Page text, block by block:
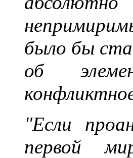
было бы
об
"Если
первой